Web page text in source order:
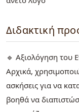
Διδακτική
🔹 Αξιολόγηση του
Αρχικά,
ασκήσεις για να
βοηθά να